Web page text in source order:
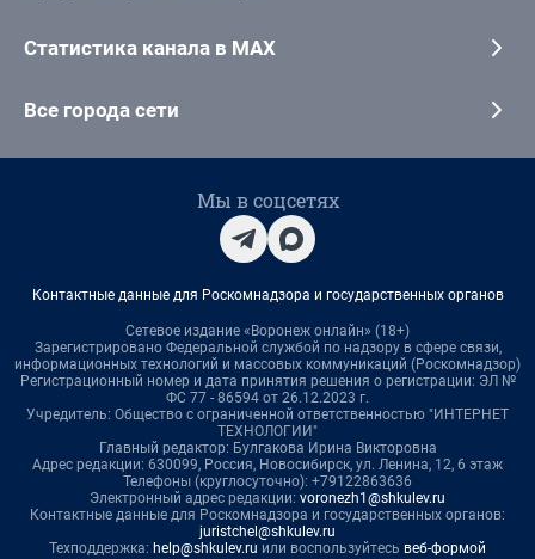
Статистика канала в MAX
Все города сети
Мы в соцсетях
Контактные данные для Роскомнадзора и государственных органов
Сетевое издание «Воронеж онлайн» (18+)
Зарегистрировано Федеральной службой по надзору в сфере связи,
информационных технологий и массовых коммуникаций (Роскомнадзор)
Регистрационный номер и дата принятия решения о регистрации: ЭЛ №
ФС 77 - 86594 от 26.12.2023 г.
Учредитель: Общество с ограниченной ответственностью "ИНТЕРНЕТ
ТЕХНОЛОГИИ"
Главный редактор: Булгакова Ирина Викторовна
Адрес редакции: 630099, Россия, Новосибирск, ул. Ленина, 12, 6 этаж
Телефоны (круглосуточно): +79122863636
Электронный адрес редакции: voronezh1@shkulev.ru
Контактные данные для Роскомнадзора и государственных органов:
juristchel@shkulev.ru
Техподдержка: help@shkulev.ru или воспользуйтесь веб-формой